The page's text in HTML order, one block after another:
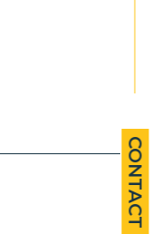
CONTACT